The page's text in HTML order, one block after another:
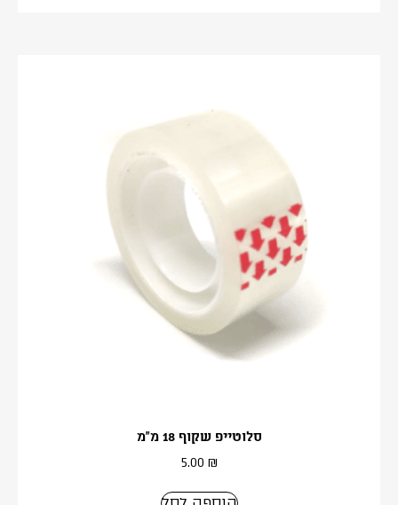
סלוטייפ שקוף 18 מ”מ
5.00 ₪